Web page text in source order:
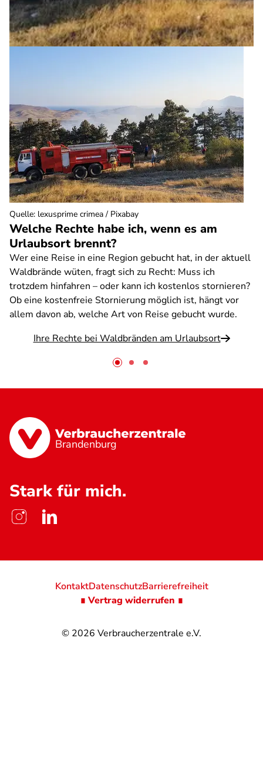
Welche Rechte habe ich, wenn es am
Urlaubsort brennt?
Wer eine Reise in eine Region gebucht hat, in der aktuell
Waldbrände wüten, fragt sich zu Recht: Muss ich
trotzdem hinfahren – oder kann ich kostenlos stornieren?
Ob eine kostenfreie Stornierung möglich ist, hängt vor
allem davon ab, welche Art von Reise gebucht wurde.
Ihre Rechte bei Waldbränden am Urlaubsort
Quelle: lexusprime crimea / Pixabay
Brandenburg
Stark für mich.
© 2026 Verbraucherzentrale e.V.
KontaktDatenschutzBarrierefreiheit
∎ Vertrag widerrufen ∎